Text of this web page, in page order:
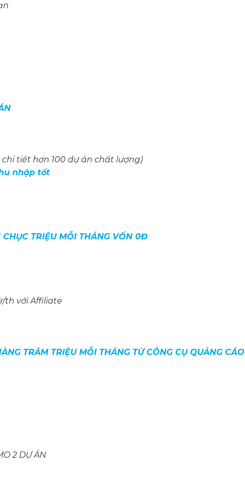
chi tiết hơn 100 dự án chất lượng)
nhập tốt
TRIỆU MỖI THÁNG VỐN 0Đ
th với Affiliate
TRĂM TRIỆU MỖI THÁNG TỪ CÔNG CỤ QUẢNG CÁO
2 DỰ ÁN